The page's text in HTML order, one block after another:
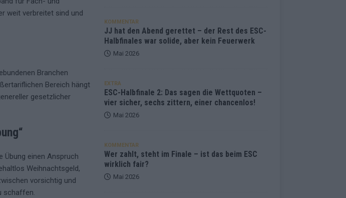
weit verbreitet sind und
Branchen
Bereich hängt
gesetzlicher
Übung einen Anspruch
Weihnachtsgeld,
vorsichtig und
schaffen.
KOMMENTAR
JJ hat den Abend gerettet – der Rest des ESC-
Halbfinales war solide, aber kein Feuerwerk
Mai 2026
EXTRA
ESC-Halbfinale 2: Das sagen die Wettquoten –
vier sicher, sechs zittern, einer chancenlos!
Mai 2026
KOMMENTAR
Wer zahlt, steht im Finale – ist das beim ESC
wirklich fair?
Mai 2026